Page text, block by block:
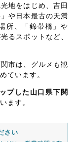
地をはじめ、吉田
や日本最古の天満
所、「錦帯橋」や
るスポットなど、
市は、グルメも観
ています。
プした山口県下関
ます。
さい